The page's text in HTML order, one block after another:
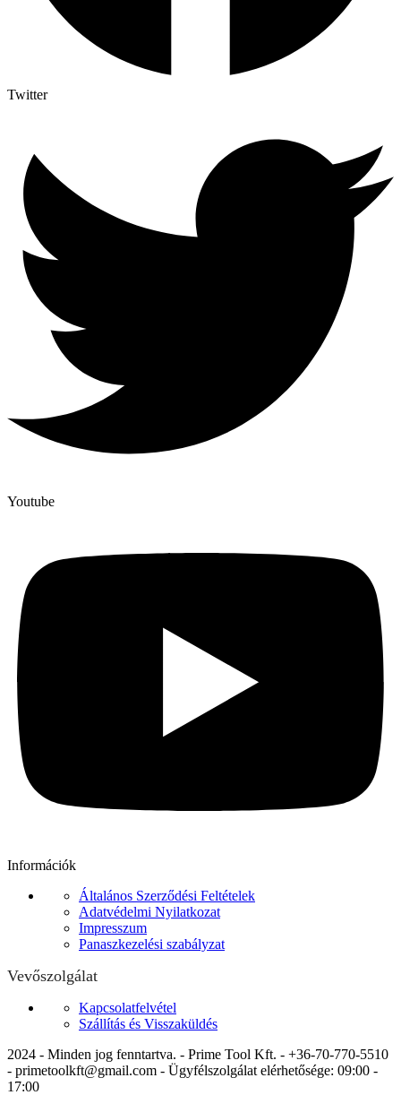
Twitter
Youtube
Információk
Általános Szerződési Feltételek
Adatvédelmi Nyilatkozat
Impresszum
Panaszkezelési szabályzat
Vevőszolgálat
Kapcsolatfelvétel
Szállítás és Visszaküldés
2024 - Minden jog fenntartva. - Prime Tool Kft. - +36-70-770-5510
- primetoolkft@gmail.com - Ügyfélszolgálat elérhetősége: 09:00 -
17:00